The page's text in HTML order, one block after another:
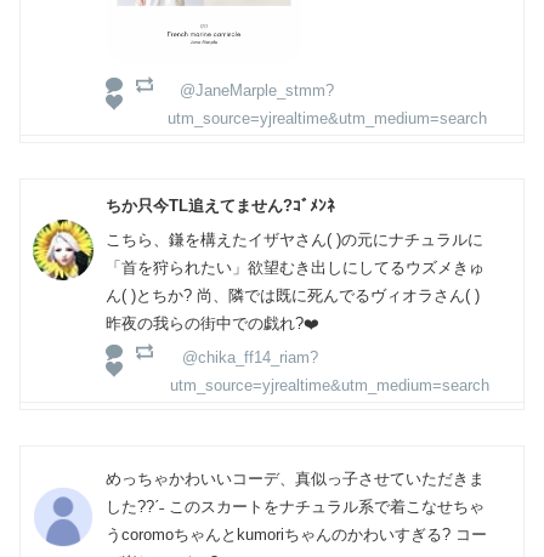
@JaneMarple_stmm?
utm_source=yjrealtime&utm_medium=search
ちか只今TL追えてません?ｺﾞﾒﾝﾈ
こちら、鎌を構えたイザヤさん( )の元にナチュラルに
「首を狩られたい」欲望むき出しにしてるウズメきゅ
ん( )とちか? 尚、隣では既に死んでるヴィオラさん( )
昨夜の我らの街中での戯れ?❤️
@chika_ff14_riam?
utm_source=yjrealtime&utm_medium=search
めっちゃかわいいコーデ、真似っ子させていただきま
した??ˊ˗ このスカートをナチュラル系で着こなせちゃ
うcoromoちゃんとkumoriちゃんのかわいすぎる? コー